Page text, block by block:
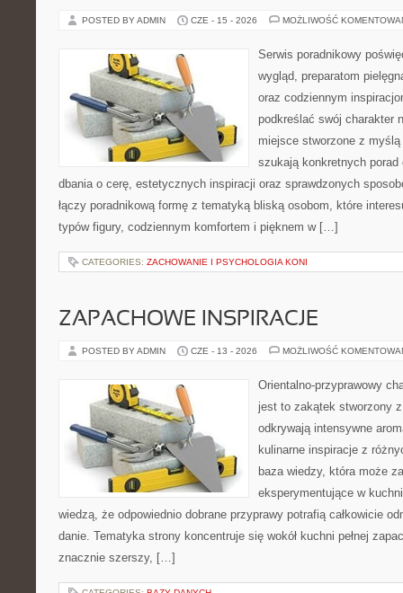
POSTED BY ADMIN CZE - 15 - 2026 MOŻLIWOŚĆ
Serwis poradnikowy
wygląd, preparatom
oraz codziennym
podkreślać swój charakter
miejsce stworzone z
szukają konkretnych
dbania o cerę, estetycznych inspiracji oraz sprawdzonych
łączy poradnikową formę z tematyką bliską osobom, które
typów figury, codziennym komfortem i pięknem w […]
CATEGORIES: ZACHOWANIE I PSYCHOLOGIA KONI
ZAPACHOWE INSPIRACJE
POSTED BY ADMIN CZE - 13 - 2026 MOŻLIWOŚĆ
Orientalno-przyprawowy
jest to zakątek stworzony
odkrywają intensywne
kulinarne inspiracje z
baza wiedzy, która może
eksperymentujące w
wiedzą, że odpowiednio dobrane przyprawy potrafią całkowicie
danie. Tematyka strony koncentruje się wokół kuchni pełnej
znacznie szerszy, […]